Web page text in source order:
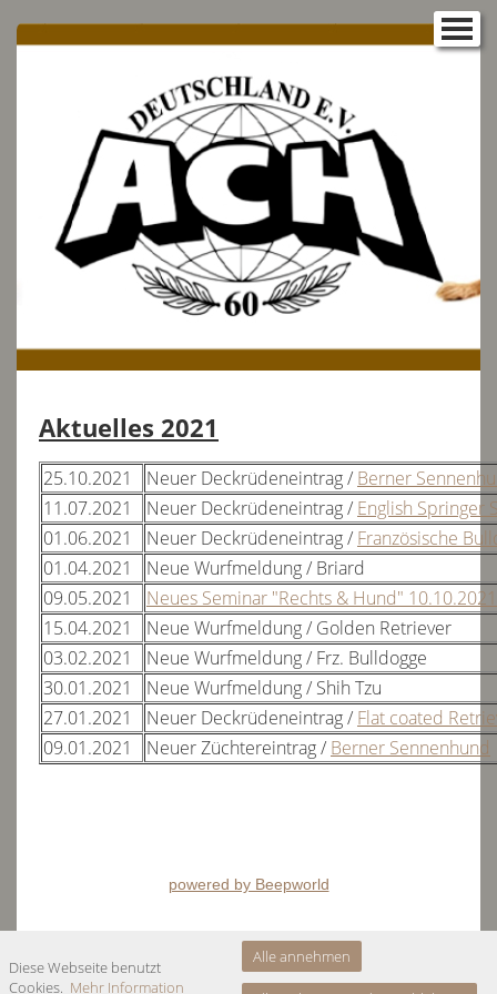
Über uns:
Satzung & Zuchtordnung
Auswertungsstellen
▼
2025
2024
2023
2022
2021
2020
2019
2018
allgemeine Beschlüsse & Infos
Landesgruppen
Ausstellungen & Meldeformulare
Aktuelles 2021
25.10.2021 Neuer Deckrüdeneintrag / Berner
11.07.2021
Neuer Deckrüdeneintrag / English Springer
01.06.2021
Neuer Deckrüdeneintrag / Französische
01.04.2021
Neue Wurfmeldung / Briard
09.05.2021
Neues Seminar "Rechts & Hund" 10.10.2021
15.04.2021
Neue Wurfmeldung / Golden Retriever
03.02.2021
Neue Wurfmeldung / Frz. Bulldogge
30.01.2021
Neue Wurfmeldung / Shih Tzu
27.01.2021
Neuer Deckrüdeneintrag / Flat coated
09.01.2021
Neuer Züchtereintrag / Berner Sennenhund
powered by Beepworld
Fußzeile
Diese Webseite benutzt
Cookies. Mehr Information
Alle annehmen